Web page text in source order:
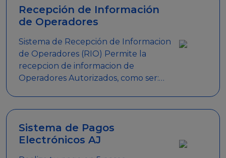
Recepción de Información
de Operadores
Sistema de Recepción de Informacion
de Operadores (RIO) Permite la
recepcion de informacion de
Operadores Autorizados, como ser:
Sistema de Pagos
Electrónicos AJ